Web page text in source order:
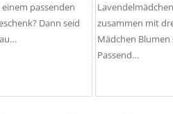
einem passenden
Dann seid
zusammen mit
Mädchen Blumen
Passend…